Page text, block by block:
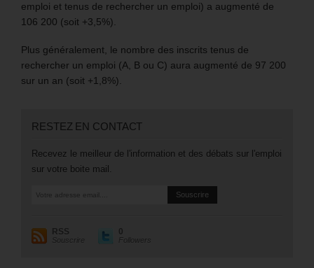
emploi et tenus de rechercher un emploi) a augmenté de
106 200 (soit +3,5%).
Plus généralement, le nombre des inscrits tenus de
rechercher un emploi (A, B ou C) aura augmenté de 97 200
sur un an (soit +1,8%).
RESTEZ EN CONTACT
Recevez le meilleur de l'information et des débats sur l'emploi
sur votre boite mail.
RSS
Souscrire
0
Followers